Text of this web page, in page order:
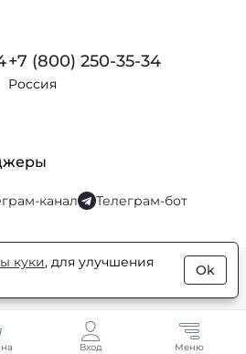
+7 (800) 250-35-34
Россия
канал Телеграм-бот
магазин парфюмерии и
Вход Меню
куки, для улучшения
Ok